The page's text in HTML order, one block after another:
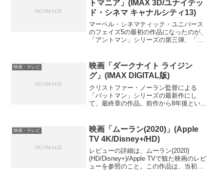
トマニア」(IMAX 3D/ユナイテッ
ド・シネマ キャナルシティ13)
マーベル・シネマティック・ユニバース
のフェイズ5の最初の作品になったのが、
「アントマン」シリーズの第三弾、「ア
やたらとスケールが大きい作品で、後の
「アベンジャーズ:ザ...
映画・テレビ
映画「ダークナイト ライジン
グ」(IMAX DIGITAL版)
クリストファー・ノーラン監督による
「バットマン」シリーズの最新作にし
て、最終章の作品。前作から8年後という
理解に苦しむことになるかもしれない。
特に今回の敵であるベイン...
映画・テレビ
映画「ムーラン(2020)」(Apple
TV 4K/Disney+/HD)
レビューの詳細は、ムーラン(2020)
(HD/Disney+)/Apple TVで観た映画のレビ
ューを参照のこと。この作品は、当初